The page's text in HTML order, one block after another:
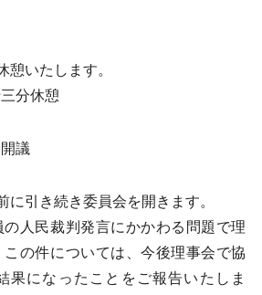
いたします。
分休憩
議
引き続き委員会を開きます。
人民裁判発言にかかわる問題で理
の件については、今後理事会で協
果になったことをご報告いたしま